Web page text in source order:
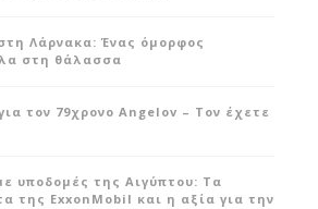
Λάρνακα: Ένας όμορφος
στη θάλασσα
τον 79χρονο Angelov – Τον έχετε
υποδομές της Αιγύπτου: Τα
της ExxonMobil και η αξία για την